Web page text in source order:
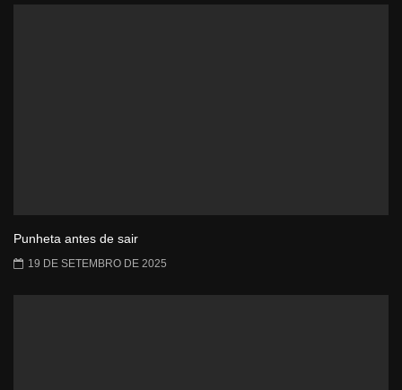
Punheta antes de sair
19 DE SETEMBRO DE 2025